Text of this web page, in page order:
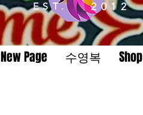
EST. 2012
New Page 수영복 Shop